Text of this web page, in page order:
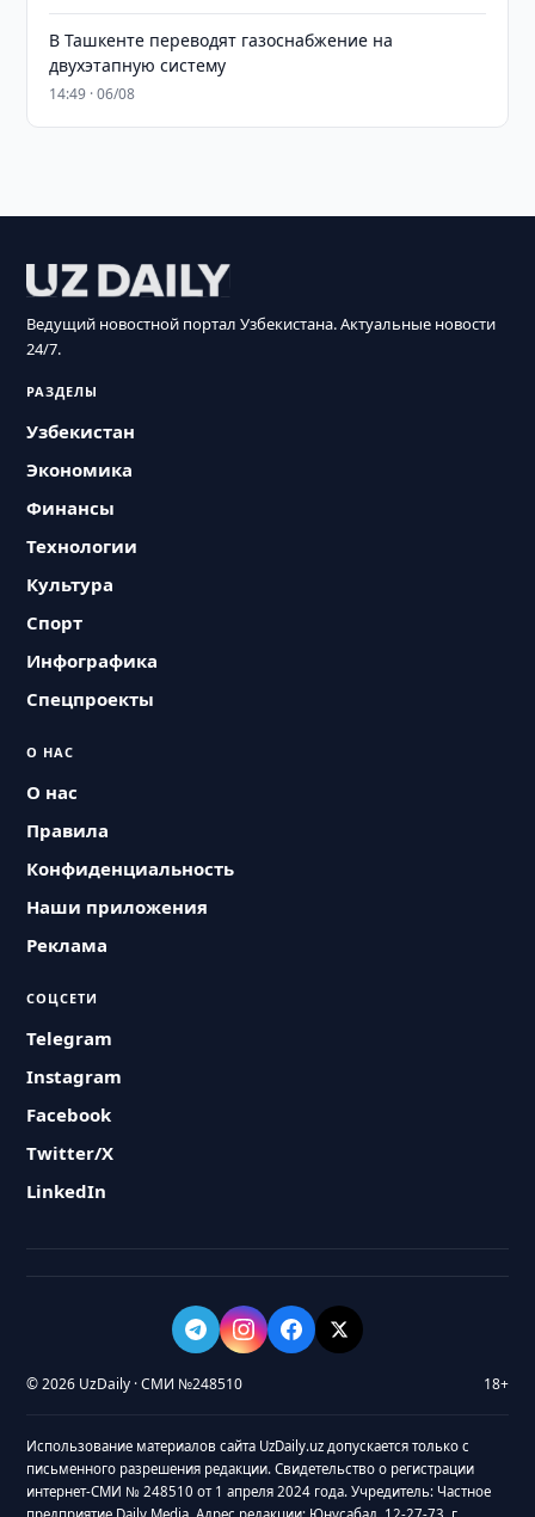
В Ташкенте переводят газоснабжение на
двухэтапную систему
14:49 · 06/08
Ведущий новостной портал Узбекистана. Актуальные новости
24/7.
РАЗДЕЛЫ
Узбекистан
Экономика
Финансы
Технологии
Культура
Спорт
Инфографика
Спецпроекты
О НАС
О нас
Правила
Конфиденциальность
Наши приложения
Реклама
СОЦСЕТИ
Telegram
Instagram
Facebook
Twitter/X
LinkedIn
© 2026 UzDaily · СМИ №248510 18+
Использование материалов сайта UzDaily.uz допускается только с
письменного разрешения редакции. Свидетельство о регистрации
интернет-СМИ № 248510 от 1 апреля 2024 года. Учредитель: Частное